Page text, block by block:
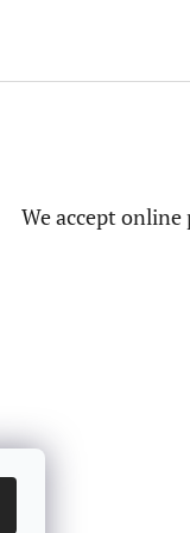
We accept online